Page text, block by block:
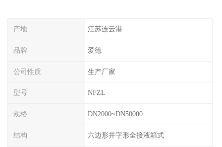
产地 江苏连云港
品牌 爱德
公司性质 生产厂家
型号 NFZL
规格 DN2000~DN50000
结构 六边形井字形全接液箱式